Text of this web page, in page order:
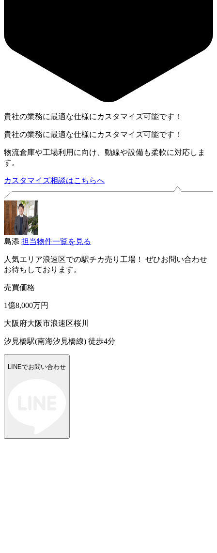
貴社の業務に最適な仕様にカスタマイズ可能です！
貴社の業務に最適な仕様にカスタマイズ可能です！
物流倉庫や工場利用に向け、動線や設備も柔軟に対応しま
す。
カスタマイズ相談はこちらへ
島添 担当物件一覧を見る
人気エリア浪速区での駅チカ売り工場！ ぜひお問い合わせ
お待ちしております。
売買価格
1億8,000万円
大阪府大阪市浪速区桜川
汐見橋駅(南海汐見橋線) 徒歩4分
LINEでお問い合わせ